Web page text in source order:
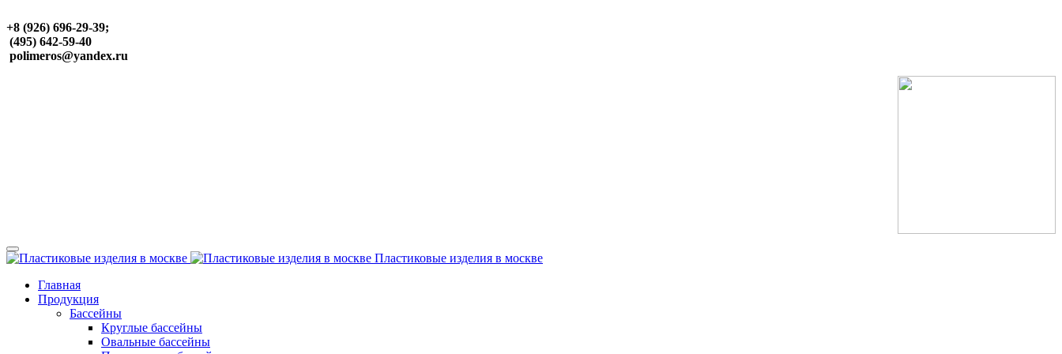
+8 (926) 696-29-39;
(495) 642-59-40
polimeros@yandex.ru
Пластиковые изделия в москве
Главная
Продукция
Бассейны
Круглые бассейны
Овальные бассейны